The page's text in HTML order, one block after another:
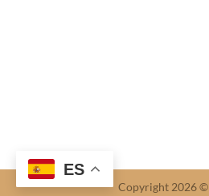
Copyright 2026 ©
ES